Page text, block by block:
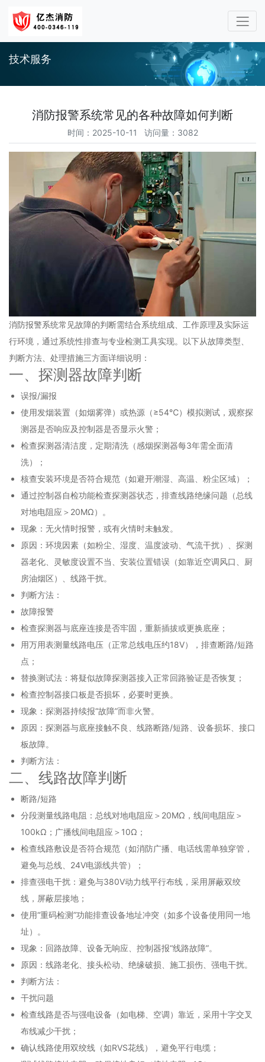
技术服务
消防报警系统常见的各种故障如何判断
时间：2025-10-11 访问量：3082
消防报警系统常见故障的判断需结合系统组成、工作原理及实际运
行环境，通过系统性排查与专业检测工具实现。以下从故障类型、
判断方法、处理措施三方面详细说明：
一、探测器故障判断
误报/漏报
使用发烟装置（如烟雾弹）或热源（≥54℃）模拟测试，观察探
测器是否响应及控制器是否显示火警；
检查探测器清洁度，定期清洗（感烟探测器每3年需全面清
洗）；
核查安装环境是否符合规范（如避开潮湿、高温、粉尘区域）；
通过控制器自检功能检查探测器状态，排查线路绝缘问题（总线
对地电阻应＞20MΩ）。
现象：无火情时报警，或有火情时未触发。
原因：环境因素（如粉尘、湿度、温度波动、气流干扰）、探测
器老化、灵敏度设置不当、安装位置错误（如靠近空调风口、厨
房油烟区）、线路干扰。
判断方法：
故障报警
检查探测器与底座连接是否牢固，重新插拔或更换底座；
用万用表测量线路电压（正常总线电压约18V），排查断路/短路
点；
替换测试法：将疑似故障探测器接入正常回路验证是否恢复；
检查控制器接口板是否损坏，必要时更换。
现象：探测器持续报“故障”而非火警。
原因：探测器与底座接触不良、线路断路/短路、设备损坏、接口
板故障。
判断方法：
二、线路故障判断
断路/短路
分段测量线路电阻：总线对地电阻应＞20MΩ，线间电阻应＞
100kΩ；广播线间电阻应＞10Ω；
检查线路敷设是否符合规范（如消防广播、电话线需单独穿管，
避免与总线、24V电源线共管）；
排查强电干扰：避免与380V动力线平行布线，采用屏蔽双绞
线，屏蔽层接地；
使用“重码检测”功能排查设备地址冲突（如多个设备使用同一地
址）。
现象：回路故障、设备无响应、控制器报“线路故障”。
原因：线路老化、接头松动、绝缘破损、施工损伤、强电干扰。
判断方法：
干扰问题
检查线路是否与强电设备（如电梯、空调）靠近，采用十字交叉
布线减少干扰；
确认线路使用双绞线（如RVS花线），避免平行电缆；